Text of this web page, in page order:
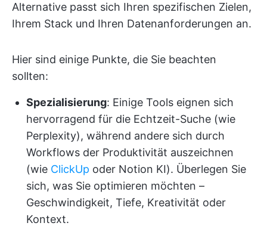
Alternative passt sich Ihren spezifischen Zielen,
Ihrem Stack und Ihren Datenanforderungen an.
Hier sind einige Punkte, die Sie beachten
sollten:
Spezialisierung: Einige Tools eignen sich
hervorragend für die Echtzeit-Suche (wie
Perplexity), während andere sich durch
Workflows der Produktivität auszeichnen
(wie ClickUp oder Notion KI). Überlegen Sie
sich, was Sie optimieren möchten –
Geschwindigkeit, Tiefe, Kreativität oder
Kontext.